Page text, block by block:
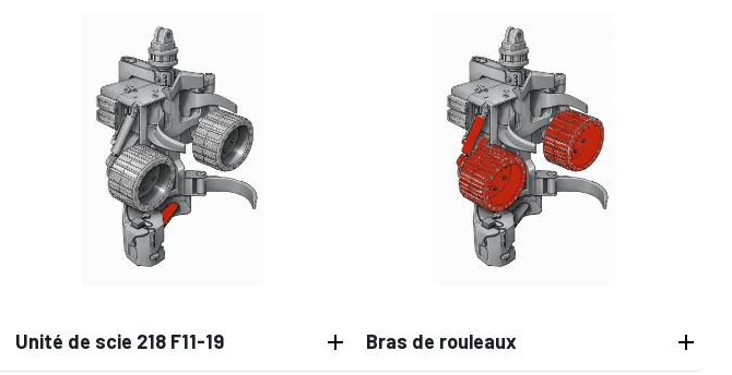
Unité de scie 218 F11-19 Bras de rouleaux